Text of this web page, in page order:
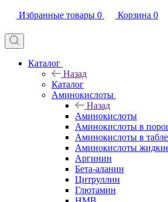
Избранные товары 0 Корзина 0
Каталог
Назад
Каталог
Аминокислоты
Назад
Аминокислоты
Аминокислоты в
Аминокислоты в
Аминокислоты
Аргинин
Бета-аланин
Цитруллин
Глютамин